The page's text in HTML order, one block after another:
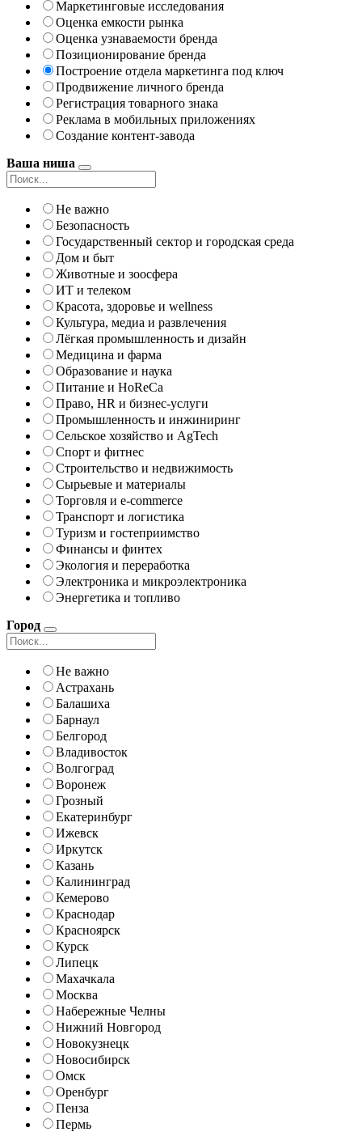
Маркетинговые исследования
Оценка емкости рынка
Оценка узнаваемости бренда
Позиционирование бренда
Построение отдела маркетинга под ключ
Продвижение личного бренда
Регистрация товарного знака
Реклама в мобильных приложениях
Создание контент-завода
Ваша ниша
Не важно
Безопасность
Государственный сектор и городская среда
Дом и быт
Животные и зоосфера
ИТ и телеком
Красота, здоровье и wellness
Культура, медиа и развлечения
Лёгкая промышленность и дизайн
Медицина и фарма
Образование и наука
Питание и HoReCa
Право, HR и бизнес-услуги
Промышленность и инжиниринг
Сельское хозяйство и AgTech
Спорт и фитнес
Строительство и недвижимость
Сырьевые и материалы
Торговля и e-commerce
Транспорт и логистика
Туризм и гостеприимство
Финансы и финтех
Экология и переработка
Электроника и микроэлектроника
Энергетика и топливо
Город
Не важно
Астрахань
Балашиха
Барнаул
Белгород
Владивосток
Волгоград
Воронеж
Грозный
Екатеринбург
Ижевск
Иркутск
Казань
Калининград
Кемерово
Краснодар
Красноярск
Курск
Липецк
Махачкала
Москва
Набережные Челны
Нижний Новгород
Новокузнецк
Новосибирск
Омск
Оренбург
Пенза
Пермь